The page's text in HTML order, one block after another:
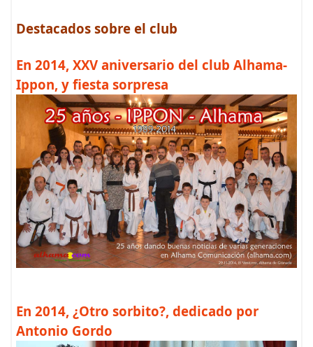
Destacados sobre el club
En 2014, XXV aniversario del club Alhama-
Ippon, y fiesta sorpresa
En 2014, ¿Otro sorbito?, dedicado por
Antonio Gordo